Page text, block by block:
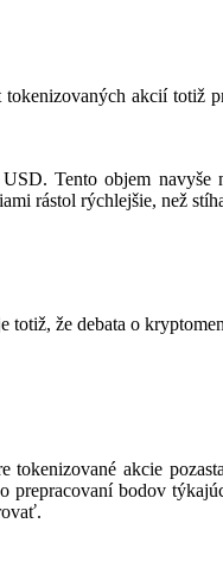
akcií totiž
Tento objem navyše
rástol rýchlejšie, než
že debata o
akcie
bodov